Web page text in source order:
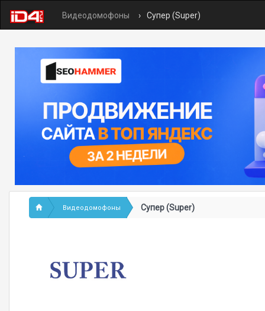
Видеодомофоны Супер (Super)
Видеодомофоны Супер (Super)